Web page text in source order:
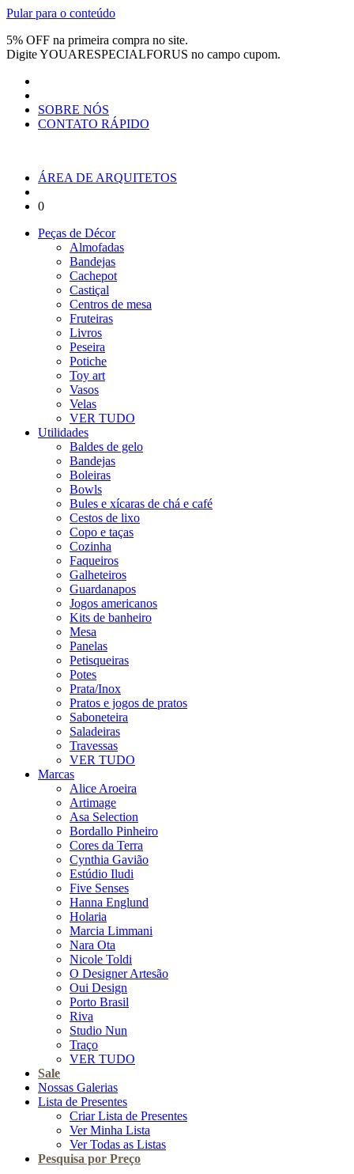
Pular para o conteúdo
5% OFF na primeira compra no site.
DigiteYOUARESPECIALFORUS no campo cupom.
SOBRE NÓS
CONTATO RÁPIDO
ÁREA DE ARQUITETOS
0
Peças de Décor
Almofadas
Bandejas
Cachepot
Castiçal
Centros de mesa
Fruteiras
Livros
Peseira
Potiche
Toy art
Vasos
Velas
VER TUDO
Utilidades
Baldes de gelo
Bandejas
Boleiras
Bowls
Bules e xícaras de chá e café
Cestos de lixo
Copo e taças
Cozinha
Faqueiros
Galheteiros
Guardanapos
Jogos americanos
Kits de banheiro
Mesa
Panelas
Petisqueiras
Potes
Prata/Inox
Pratos e jogos de pratos
Saboneteira
Saladeiras
Travessas
VER TUDO
Marcas
Alice Aroeira
Artimage
Asa Selection
Bordallo Pinheiro
Cores da Terra
Cynthia Gavião
Estúdio Iludi
Five Senses
Hanna Englund
Holaria
Marcia Limmani
Nara Ota
Nicole Toldi
O Designer Artesão
Oui Design
Porto Brasil
Riva
Studio Nun
Traço
VER TUDO
Sale
Nossas Galerias
Lista de Presentes
Criar Lista de Presentes
Ver Minha Lista
Ver Todas as Listas
Pesquisa por Preço